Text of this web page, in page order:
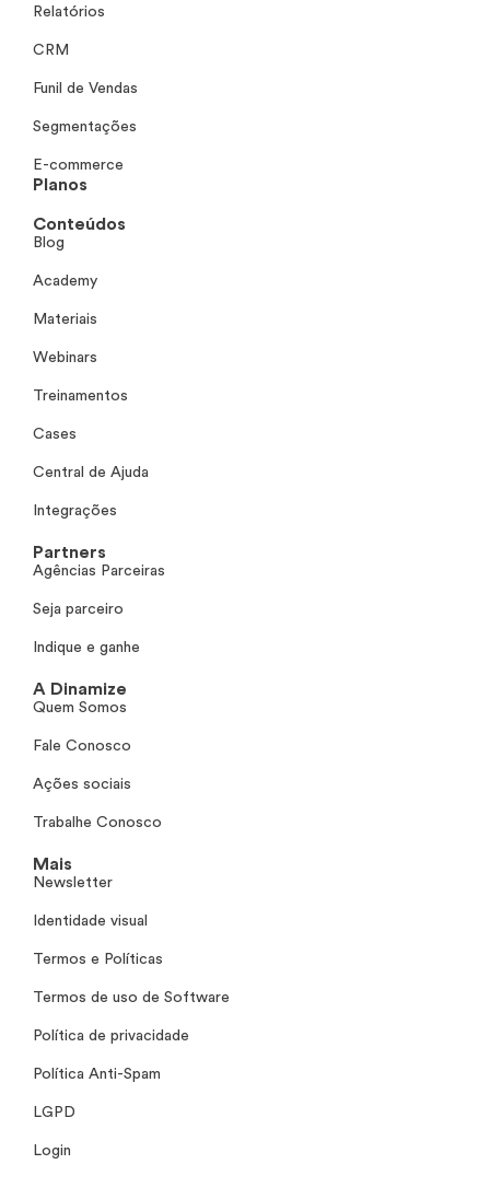
Relatórios
CRM
Funil de Vendas
Segmentações
E-commerce
Planos
Conteúdos
Blog
Academy
Materiais
Webinars
Treinamentos
Cases
Central de Ajuda
Integrações
Partners
Agências Parceiras
Seja parceiro
Indique e ganhe
A Dinamize
Quem Somos
Fale Conosco
Ações sociais
Trabalhe Conosco
Mais
Newsletter
Identidade visual
Termos e Políticas
Termos de uso de Software
Política de privacidade
Política Anti-Spam
LGPD
Login